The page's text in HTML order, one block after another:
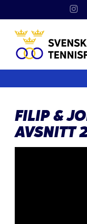
FILIP &
AVSNITT